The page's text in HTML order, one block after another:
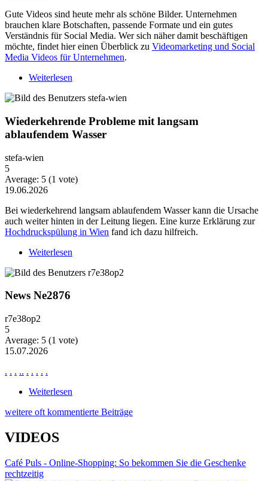
Gute Videos sind heute mehr als schöne Bilder. Unternehmen
brauchen klare Botschaften, passende Formate und ein gutes
Verständnis für Social Media. Wer sich näher damit beschäftigen
möchte, findet hier einen Überblick zu Videomarketing und Social
Media Videos für Unternehmen.
Weiterlesen
Wiederkehrende Probleme mit langsam
ablaufendem Wasser
stefa-wien
5
Average: 5 (1 vote)
19.06.2026
Bei wiederkehrend langsam ablaufendem Wasser kann die Ursache
auch weiter hinten in der Leitung liegen. Eine kurze Erklärung zur
Hochdruckspülung in Wien fand ich dazu hilfreich.
Weiterlesen
News Ne2876
r7e38op2
5
Average: 5 (1 vote)
15.07.2026
. . . .. . . . . .
Weiterlesen
weitere oft kommentierte Beiträge
VIDEOS
Café Puls - Online-Shopping: So bekommen Sie die Geschenke
rechtzeitig